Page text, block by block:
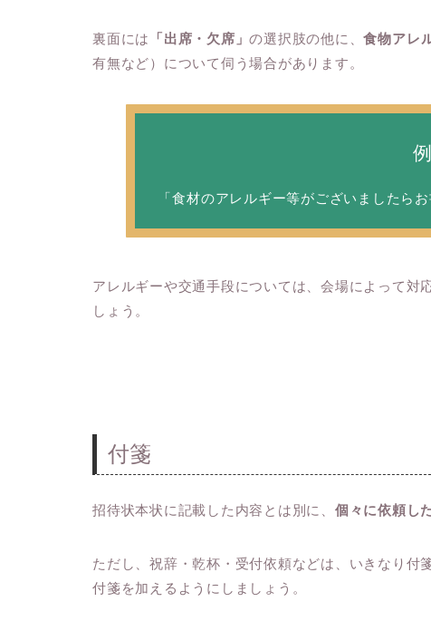
裏面には 「出席・欠席」の選択肢の他に、食物アレ
有無など）について伺う場合があります。
「食材のアレルギー等がございましたら
アレルギーや交通手段については、会場によって対
しょう。
付箋
招待状本状に記載した内容とは別に、 個々に依頼し
ただし、祝辞・乾杯・受付依頼などは、いきなり付
付箋を加えるようにしましょう。